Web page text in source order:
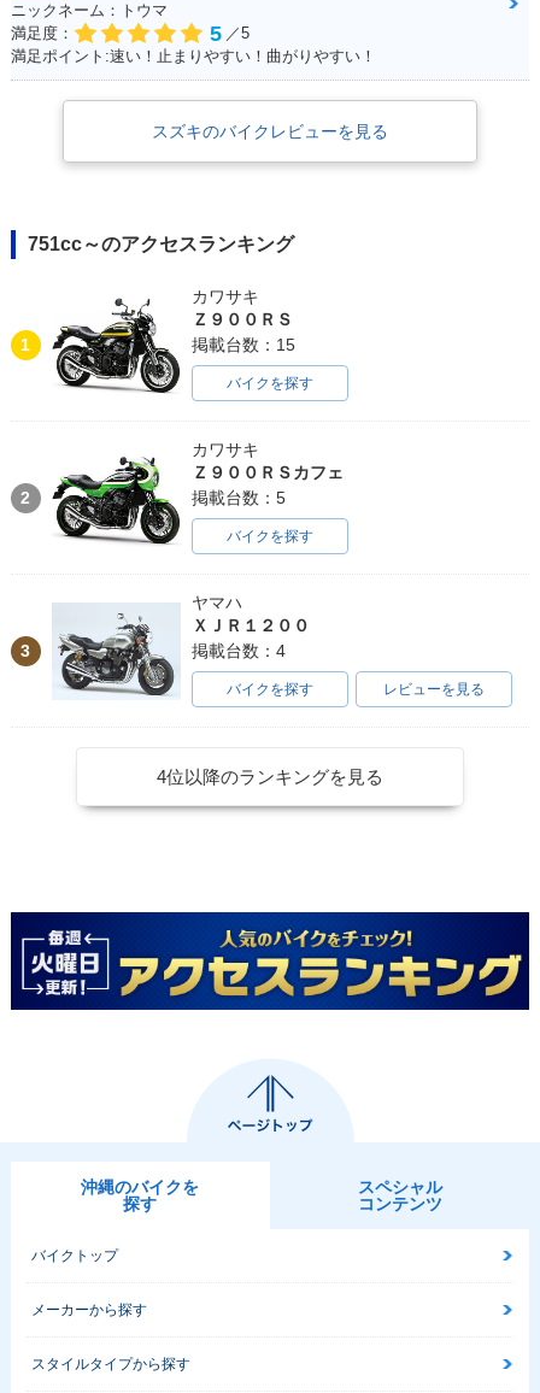
ニックネーム：トウマ
満足度：
5 ／5
満足ポイント:速い！止まりやすい！曲がりやすい！
スズキのバイクレビューを見る
751cc～のアクセスランキング
1
カワサキ
Ｚ９００ＲＳ
掲載台数：15
バイクを探す
2
カワサキ
Ｚ９００ＲＳカフェ
掲載台数：5
バイクを探す
3
ヤマハ
ＸＪＲ１２００
掲載台数：4
バイクを探す レビューを見る
4位以降のランキングを見る
沖縄のバイクを
探す
スペシャル
コンテンツ
バイクトップ
メーカーから探す
スタイルタイプから探す